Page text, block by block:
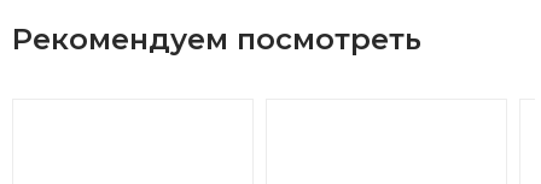
Рекомендуем посмотреть